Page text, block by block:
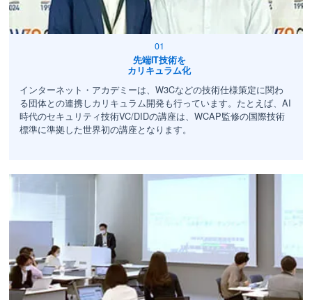
先端IT技術を
カリキュラム化
インターネット・アカデミーは、W3Cなどの技術仕様策定に関わ
る団体との連携しカリキュラム開発も行っています。たとえば、AI
時代のセキュリティ技術VC/DIDの講座は、WCAP監修の国際技術
標準に準拠した世界初の講座となります。